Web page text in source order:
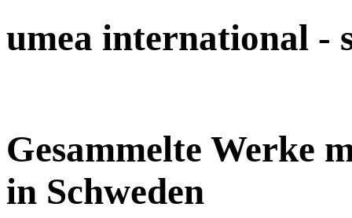
umea international -
Gesammelte Werke
in Schweden